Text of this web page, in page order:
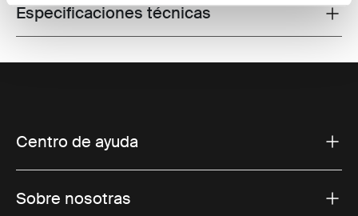
Toggle techspec
Especificaciones técnicas
Centro de ayuda
Sobre nosotras